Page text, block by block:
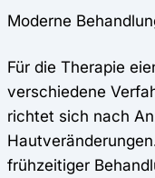
Moderne
Für die Therapie
verschiedene
richtet sich nach
frühzeitiger